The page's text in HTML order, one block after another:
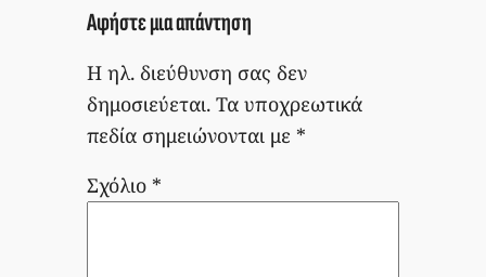
Αφήστε μια απάντηση
Η ηλ. διεύθυνση σας δεν
δημοσιεύεται. Τα υποχρεωτικά
πεδία σημειώνονται με *
Σχόλιο *